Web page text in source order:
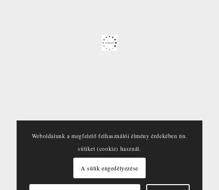
Weboldalunk a megfelelő felhasználói élmény érdekében ún.
sütiket (cookie) használ.
A sütik engedélyezése